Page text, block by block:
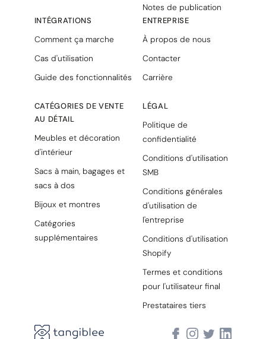
INTÉGRATIONS
Comment ça marche
Cas d'utilisation
Guide des fonctionnalités
CATÉGORIES DE VENTE
AU DÉTAIL
Meubles et décoration
d'intérieur
Sacs à main, bagages et
sacs à dos
Bijoux et montres
Catégories
supplémentaires
Notes de publication
ENTREPRISE
À propos de nous
Contacter
Carrière
LÉGAL
Politique de
confidentialité
Conditions d'utilisation
SMB
Conditions générales
d'utilisation de
l'entreprise
Conditions d'utilisation
Shopify
Termes et conditions
pour l'utilisateur final
Prestataires tiers